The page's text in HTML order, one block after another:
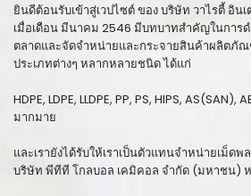
ยินดีต้อนรับเข้าสู่เวปไซต์ ของ บริษัท วาไรตี้ อิน
เมื่อเดือน มีนาคม 2546 มีบทบาทสำคัญในการ
ตลาดและจัดจำหน่ายและกระจายสินค้าผลิตภั
ประเภทต่างๆ หลากหลายชนิด ได้แก่
HDPE, LDPE, LLDPE, PP, PS, HIPS, AS(SAN),
มากมาย
และเรายังได้รับให้เราเป็นตัวแทนจำหน่ายเม็ดพ
บริษัท พีทีที โกลบอล เคมิคอล จำกัด (มหาชน)